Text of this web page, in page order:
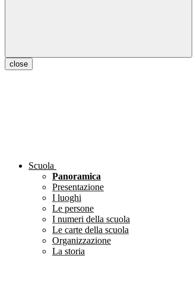
close
Scuola
Panoramica
Presentazione
I luoghi
Le persone
I numeri della scuola
Le carte della scuola
Organizzazione
La storia